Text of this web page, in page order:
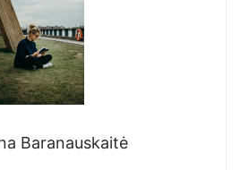
Baranauskaitė